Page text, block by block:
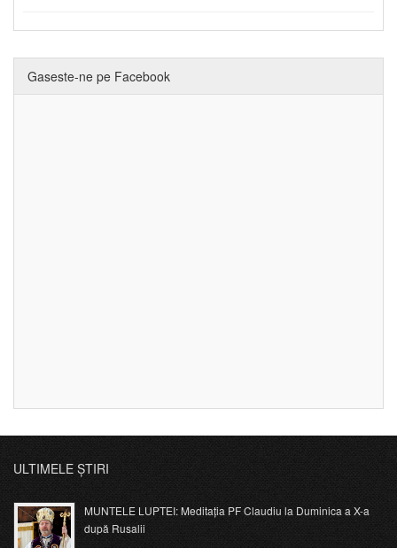
Gaseste-ne pe Facebook
ULTIMELE ȘTIRI
MUNTELE LUPTEI: Meditația PF Claudiu la Duminica a X-a
după Rusalii